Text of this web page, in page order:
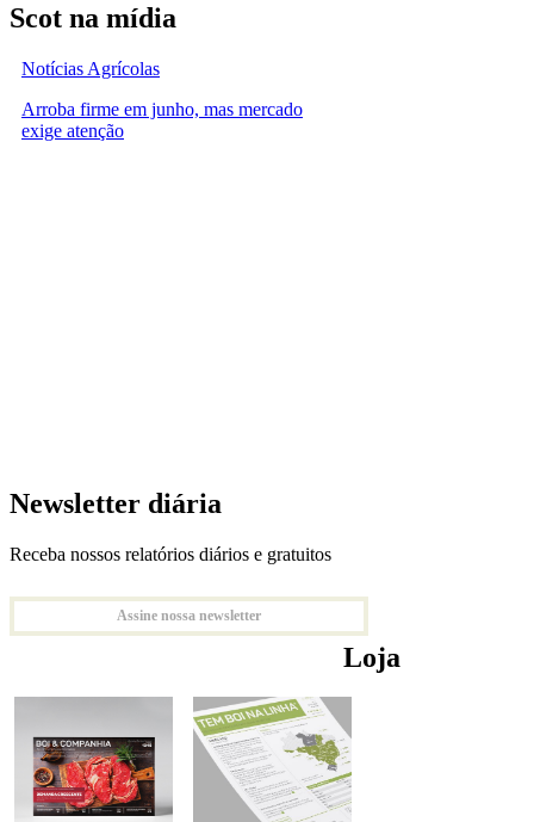
Scot na mídia
Notícias Agrícolas
Arroba firme em junho, mas mercado
exige atenção
Newsletter diária
Receba nossos relatórios diários e gratuitos
Assine nossa newsletter
Loja